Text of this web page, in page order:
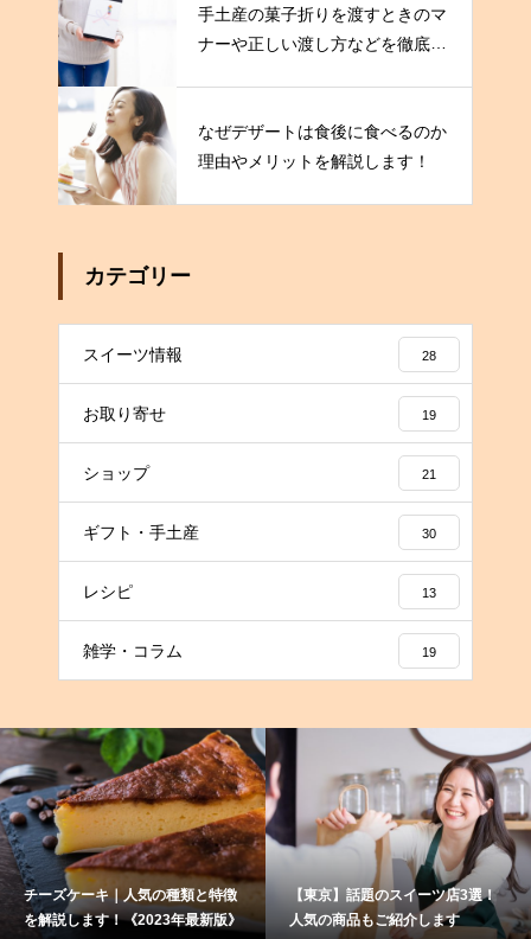
手土産の菓子折りを渡すときのマ
ナーや正しい渡し方などを徹底解
なぜデザートは食後に食べるのか
理由やメリットを解説します！
カテゴリー
スイーツ情報 28
お取り寄せ 19
ショップ 21
ギフト・手土産 30
レシピ 13
雑学・コラム 19
チーズケーキ｜人気の種類と特徴
を解説します！《2023年最新版》
【東京】話題のスイーツ店3選！
人気の商品もご紹介します